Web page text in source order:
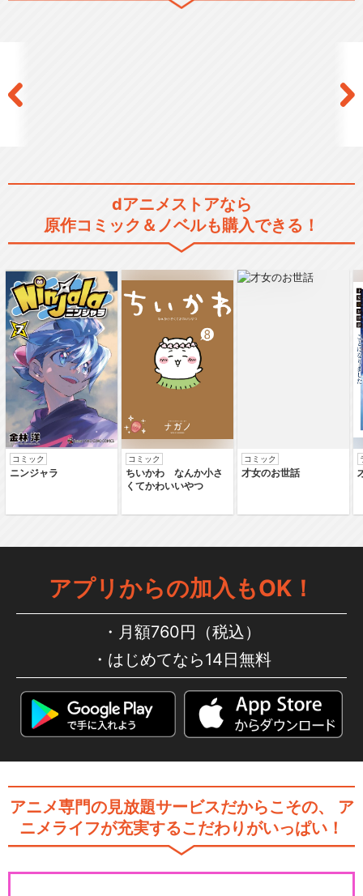
RICE on STAGE「ラブ米」～
Rice…
閉じる
dアニメストアなら
原作コミック＆ノベルも購入できる！
コミック
ニンジャラ
コミック
ちいかわ なんか小さ
くてかわいいやつ
コミック
才女のお世話
アプリからの加入もOK！
月額760円（税込）
はじめてなら14日無料
アニメ専門の見放題サービスだからこその、
ア
ニメライフが充実するこだわりがいっぱい！